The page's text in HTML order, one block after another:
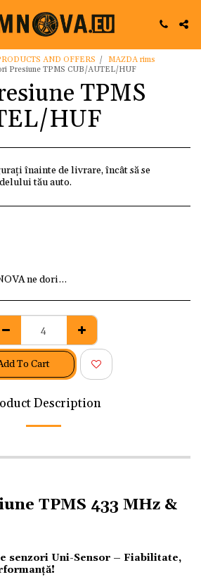
AND OFFERS
MAZDA rims
Presiune TPMS CUB/AUTEL/HUF
TPMS
HUF
înainte de livrare, încât să se
tău auto.
ne dorim ca fiecare client
To Cart
Description
TPMS 433 MHz &
senzori Uni-Sensor – Fiabilitate,